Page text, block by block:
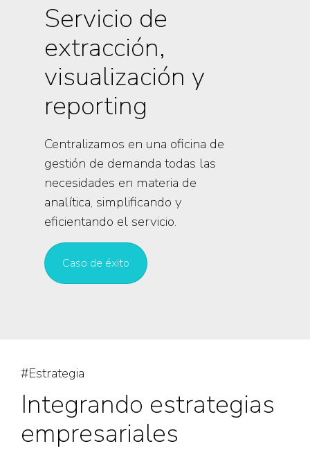
Servicio de
extracción,
visualización y
reporting
Centralizamos en una oficina de
gestión de demanda todas las
necesidades en materia de
analítica, simplificando y
eficientando el servicio.
Caso de éxito
#Estrategia
Integrando estrategias
empresariales